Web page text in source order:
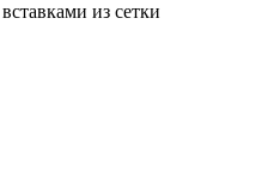
из сетки